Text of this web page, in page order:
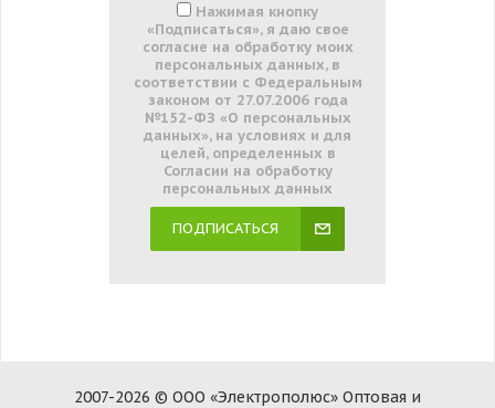
Нажимая кнопку
«Подписаться», я даю свое
согласие на обработку моих
персональных данных, в
соответствии с Федеральным
законом от 27.07.2006 года
№152-ФЗ «О персональных
данных», на условиях и для
целей, определенных в
Согласии на обработку
персональных данных
ПОДПИСАТЬСЯ
2007-2026 © ООО «Электрополюс» Оптовая и